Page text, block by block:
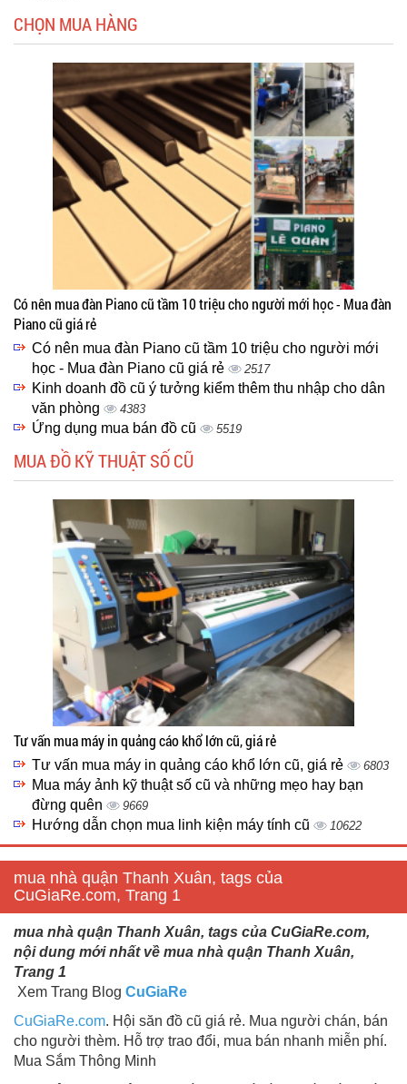
CHỌN MUA HÀNG
Có nên mua đàn Piano cũ tầm 10 triệu cho người mới học - Mua đàn
Piano cũ giá rẻ
Có nên mua đàn Piano cũ tầm 10 triệu cho người mới
học - Mua đàn Piano cũ giá rẻ
2517
Kinh doanh đồ cũ ý tưởng kiểm thêm thu nhập cho dân
văn phòng
4383
Ứng dụng mua bán đồ cũ 5519
MUA ĐỒ KỸ THUẬT SỐ CŨ
Tư vấn mua máy in quảng cáo khổ lớn cũ, giá rẻ
Tư vấn mua máy in quảng cáo khổ lớn cũ, giá rẻ 6803
Mua máy ảnh kỹ thuật số cũ và những mẹo hay bạn
đừng quên
9669
Hướng dẫn chọn mua linh kiện máy tính cũ 10622
mua nhà quận Thanh Xuân, tags của
CuGiaRe.com, Trang 1
mua nhà quận Thanh Xuân, tags của CuGiaRe.com,
nội dung mới nhất về mua nhà quận Thanh Xuân,
Trang 1
Xem Trang Blog CuGiaRe
CuGiaRe.com. Hội săn đồ cũ giá rẻ. Mua người chán, bán
cho người thèm. Hỗ trợ trao đổi, mua bán nhanh miễn phí.
Mua Sắm Thông Minh